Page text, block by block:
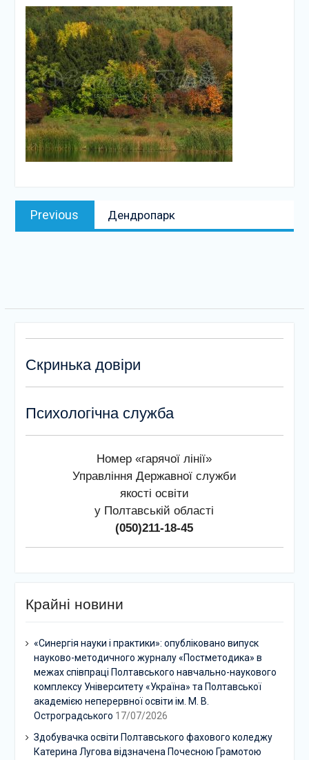
випуск науково-
методичного журналу
«Постметодика» в межах
співпраці Полтавського
навчально-наукового
комплексу Університету
«Україна» та Полтавської
академією неперервної
освіти ім. М. В.
Остроградського
Навігація
записів
Previous
post:
Дендропарк
Скринька довіри
Психологічна служба
Номер «гарячої лінії»
Управління Державної служби
якості освіти
у Полтавській області
(050)211-18-45
Крайні новини
«Синергія науки і практики»: опубліковано випуск
науково-методичного журналу «Постметодика» в
межах співпраці Полтавського навчально-наукового
комплексу Університету «Україна» та Полтавської
академією неперервної освіти ім. М. В.
Остроградського 17/07/2026
Здобувачка освіти Полтавського фахового коледжу
Катерина Лугова відзначена Почесною Грамотою